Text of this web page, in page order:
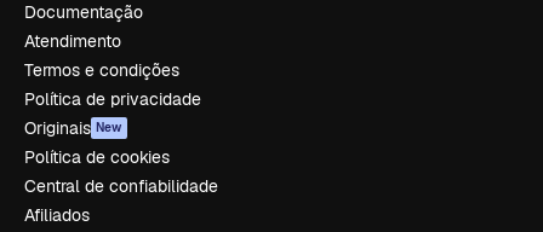
Documentação
Atendimento
Termos e condições
Política de privacidade
Originais New
Política de cookies
Central de confiabilidade
Afiliados